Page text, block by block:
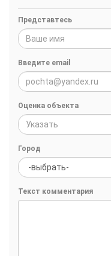
Представтесь
Введите email
Оценка объекта
Указать
Город
Текст комментария